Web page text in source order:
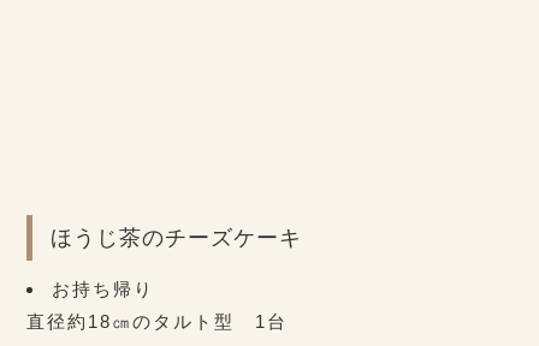
ほうじ茶のチーズケーキ
お持ち帰り
直径約18㎝のタルト型 1台